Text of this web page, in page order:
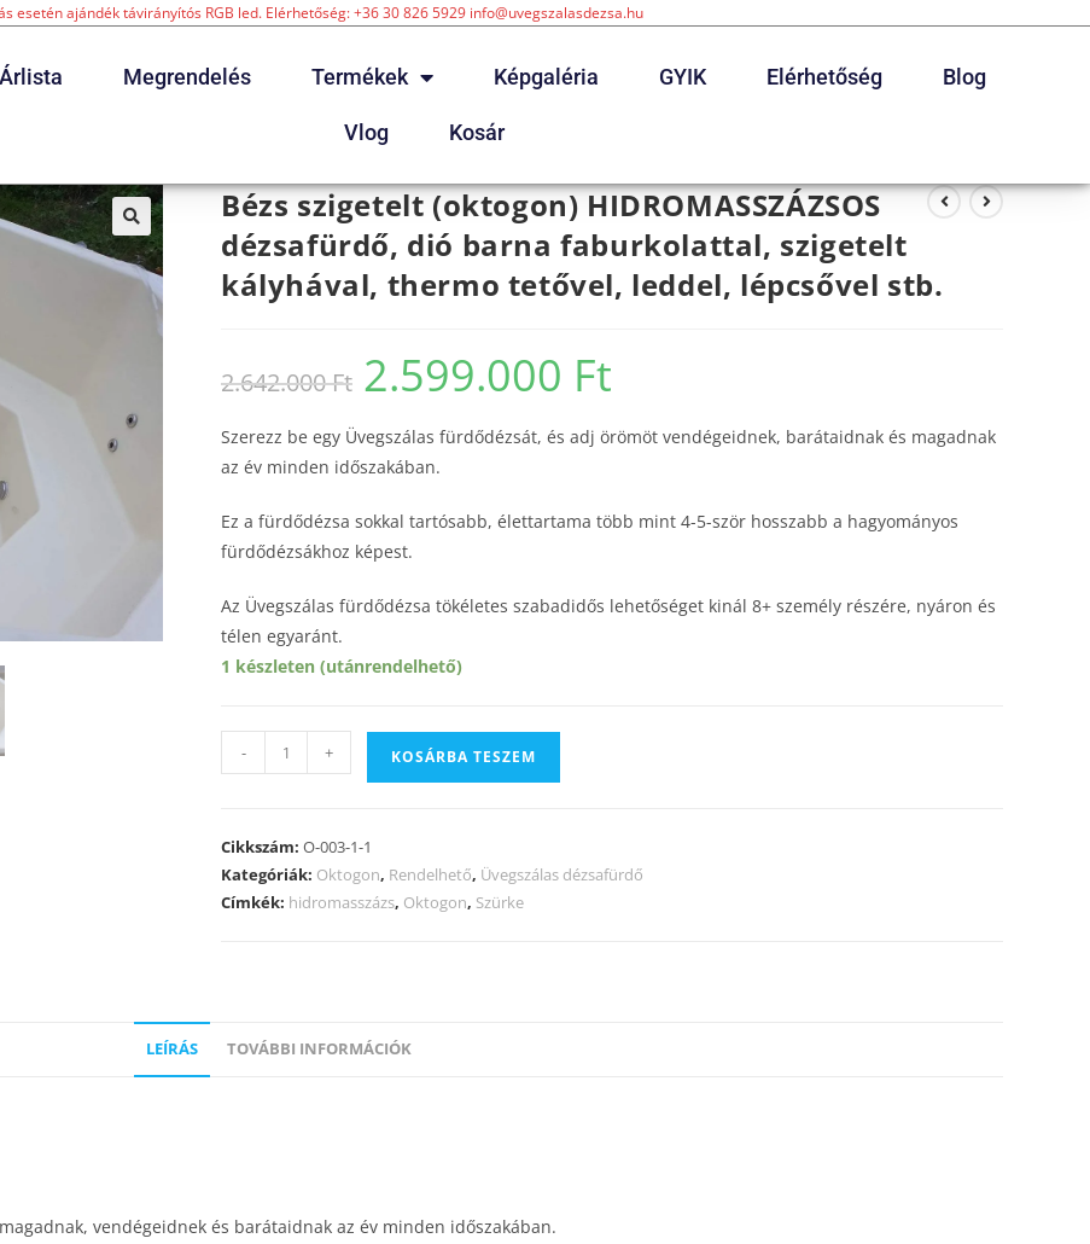
esetén ajándék távirányítós RGB led. Elérhetőség: +36 30 826 5929 info@uvegszalasdezsa.hu
Megrendelés Termékek Képgaléria GYIK Elérhetőség Blog
Vlog Kosár
Bézs szigetelt (oktogon) HIDROMASSZÁZSOS
dézsafürdő, dió barna faburkolattal, szigetelt
kályhával, thermo tetővel, leddel, lépcsővel stb.
2.642.000Ft 2.599.000 Ft
Szerezz be egy Üvegszálas fürdődézsát, és adj örömöt vendégeidnek, barátaidnak és magadnak
az év minden időszakában.
Ez a fürdődézsa sokkal tartósabb, élettartama több mint 4-5-ször hosszabb a hagyományos
fürdődézsákhoz képest.
Az Üvegszálas fürdődézsa tökéletes szabadidős lehetőséget kinál 8+ személy részére, nyáron és
télen egyaránt.
1 készleten (utánrendelhető)
- + KOSÁRBA TESZEM
Cikkszám: O-003-1-1
Kategóriák: Oktogon, Rendelhető, Üvegszálas dézsafürdő
Címkék: hidromasszázs, Oktogon, Szürke
LEÍRÁS TOVÁBBI INFORMÁCIÓK
vendégeidnek és barátaidnak az év minden időszakában.